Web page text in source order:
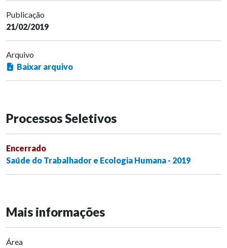
Publicação
21/02/2019
Arquivo
Baixar arquivo
Processos Seletivos
Encerrado
Saúde do Trabalhador e Ecologia Humana - 2019
Mais informações
Área